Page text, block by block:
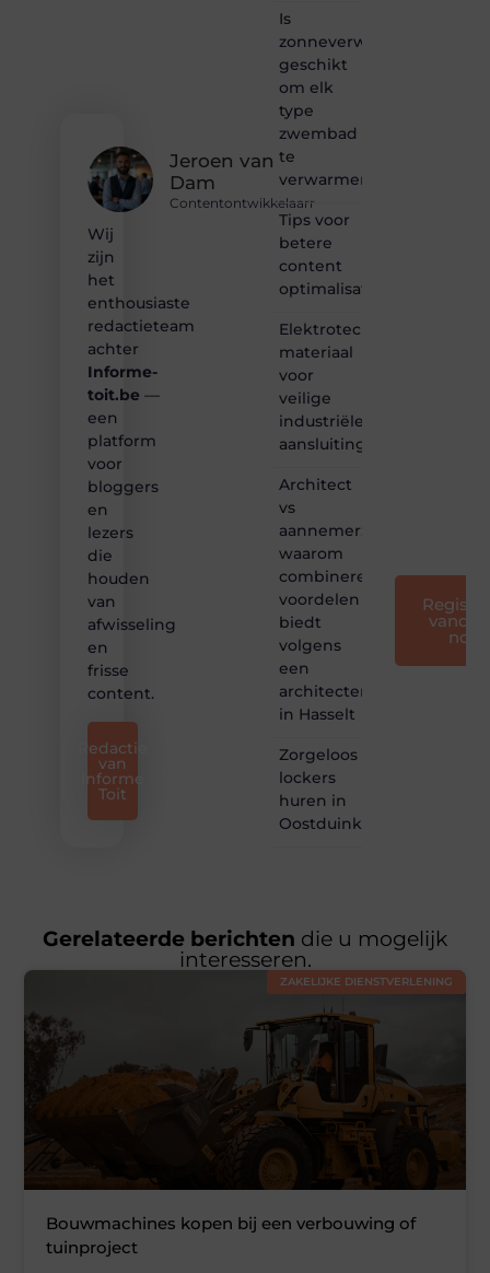
Jeroen van
Dam
Contentontwikkelaarr
Wij
zijn
het
enthousiaste
redactieteam
achter
Informe-
toit.be —
een
platform
voor
bloggers
en
lezers
die
houden
van
afwisseling
en
frisse
content.
Redactie
van
Informe
Toit
Is
zonneverwarming
geschikt
om elk
type
zwembad
te
verwarmen?
Tips voor
betere
content
optimalisatie
Elektrotechnisch
materiaal
voor
veilige
industriële
aansluitingen
Architect
vs
aannemer:
waarom
combineren
voordelen
biedt
volgens
een
architectenbureau
in Hasselt
Zorgeloos
lockers
huren in
Oostduinkerke
nog
Gerelateerde berichten die u mogelijk
interesseren.
ZAKELIJKE DIENSTVERLENING
Bouwmachines kopen bij een verbouwing of
tuinproject